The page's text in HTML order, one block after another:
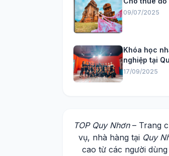
09/07/2025
Khóa học
nghiệp tại
17/09/2025
TOP Quy Nhơn– Trang
vụ, nhà hàng tại Quy
cao từ các người